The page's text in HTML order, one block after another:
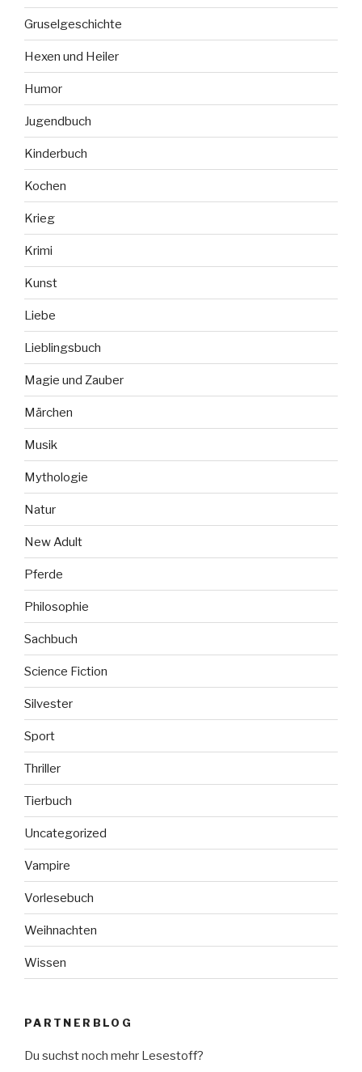
Gruselgeschichte
Hexen und Heiler
Humor
Jugendbuch
Kinderbuch
Kochen
Krieg
Krimi
Kunst
Liebe
Lieblingsbuch
Magie und Zauber
Märchen
Musik
Mythologie
Natur
New Adult
Pferde
Philosophie
Sachbuch
Science Fiction
Silvester
Sport
Thriller
Tierbuch
Uncategorized
Vampire
Vorlesebuch
Weihnachten
Wissen
PARTNERBLOG
Du suchst noch mehr Lesestoff?